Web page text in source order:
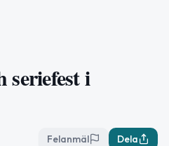
seriefest i
Felanmäl Dela